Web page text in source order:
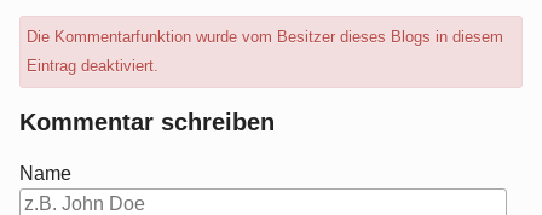
Die Kommentarfunktion wurde vom Besitzer dieses Blogs in diesem
Eintrag deaktiviert.
Kommentar schreiben
Name